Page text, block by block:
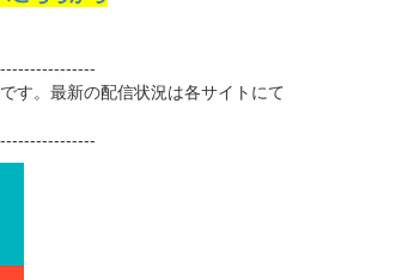
す。最新の配信状況は各サイトにて